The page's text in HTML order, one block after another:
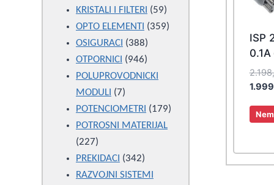
ISP
0.1A
products
KRISTALI I FILTERI 5959
products
OPTO ELEMENTI 359359
OSIGURACI 388388
products
OTPORNICI 946946
products
POLUPROVODNICKI
MODULI
77
products
POTENCIOMETRI 179179
POTROSNI MATERIJAL
227227
products
PREKIDACI 342342
products
RAZVOJNI SISTEMI